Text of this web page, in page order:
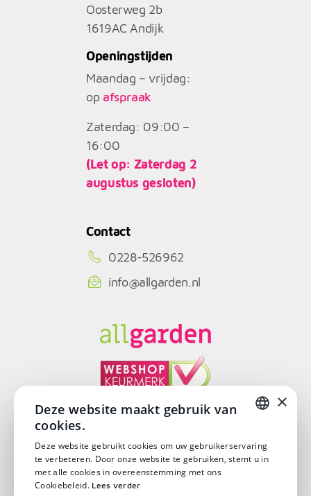
Oosterweg 2b
1619AC Andijk
Openingstijden
Maandag – vrijdag:
op afspraak
Zaterdag: 09:00 –
16:00
(Let op: Zaterdag 2
augustus gesloten)
Contact
0228-526962
info@allgarden.nl
DUTCH
×
Deze website maakt gebruik van
cookies.
Deze website gebruikt cookies om uw gebruikerservaring
te verbeteren. Door onze website te gebruiken, stemt u in
met alle cookies in overeenstemming met ons
Cookiebeleid. Lees verder